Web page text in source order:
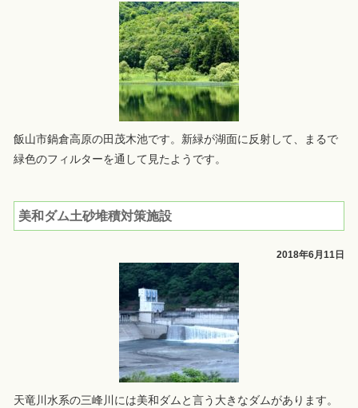
飯山市鍋倉高原の田茂木池です。新緑が湖面に反射して、まるで
緑色のフィルターを通して見たようです。
美和ダム土砂堆積対策施設
2018年6月11日
天竜川水系の三峰川には美和ダムと言う大きなダムがあります。